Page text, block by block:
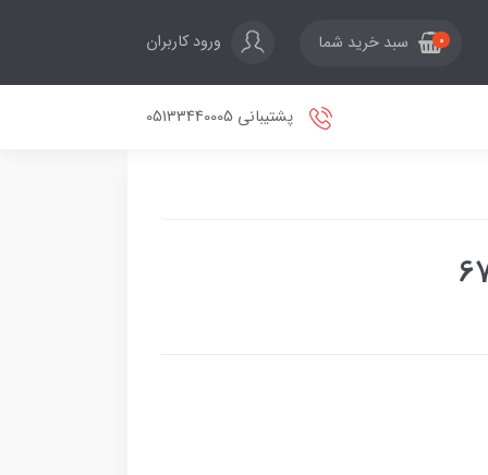
0 سبد خرید شما ورود کاربران
پشتیبانی 05133440005